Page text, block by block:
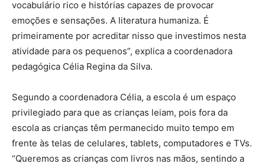
vocabulário rico e histórias capazes de provocar
emoções e sensações. A literatura humaniza. É
primeiramente por acreditar nisso que investimos nesta
atividade para os pequenos”, explica a coordenadora
pedagógica Célia Regina da Silva.
Segundo a coordenadora Célia, a escola é um espaço
privilegiado para que as crianças leiam, pois fora da
escola as crianças têm permanecido muito tempo em
frente às telas de celulares, tablets, computadores e TVs.
“Queremos as crianças com livros nas mãos, sentindo a